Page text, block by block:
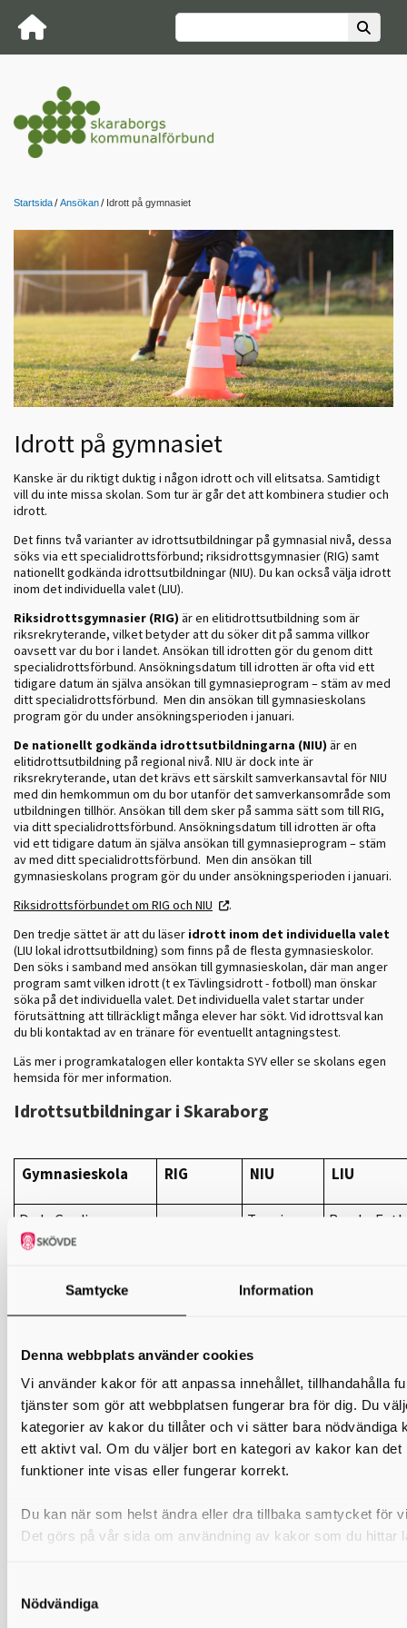
Samtycke Information
Denna webbplats använder cookies
Vi använder kakor för att anpassa innehållet, tillhandahålla
tjänster som gör att webbplatsen fungerar bra för dig. Du
kategorier av kakor du tillåter och vi sätter bara nödvändiga
ett aktivt val. Om du väljer bort en kategori av kakor kan det
funktioner inte visas eller fungerar korrekt.
Du kan när som helst ändra eller dra tillbaka samtycket för
Det görs på vår sida om användning av kakor som du hittar
Nödvändiga
Startsida Ansökan Idrott på gymnasiet
Idrott på gymnasiet
Kanske är du riktigt duktig i någon idrott och vill elitsatsa. Samtidigt
vill du inte missa skolan. Som tur är går det att kombinera studier och
idrott.
Det finns två varianter av idrottsutbildningar på gymnasial nivå, dessa
söks via ett specialidrottsförbund; riksidrottsgymnasier (RIG) samt
nationellt godkända idrottsutbildningar (NIU). Du kan också välja idrott
inom det individuella valet (LIU).
Riksidrottsgymnasier (RIG) är en elitidrottsutbildning som är
riksrekryterande, vilket betyder att du söker dit på samma villkor
oavsett var du bor i landet. Ansökan till idrotten gör du genom ditt
specialidrottsförbund. Ansökningsdatum till idrotten är ofta vid ett
tidigare datum än själva ansökan till gymnasieprogram – stäm av med
ditt specialidrottsförbund. Men din ansökan till gymnasieskolans
program gör du under ansökningsperioden i januari.
De nationellt godkända idrottsutbildningarna (NIU) är en
elitidrottsutbildning på regional nivå. NIU är dock inte är
riksrekryterande, utan det krävs ett särskilt samverkansavtal för NIU
med din hemkommun om du bor utanför det samverkansområde som
utbildningen tillhör. Ansökan till dem sker på samma sätt som till RIG,
via ditt specialidrottsförbund. Ansökningsdatum till idrotten är ofta
vid ett tidigare datum än själva ansökan till gymnasieprogram – stäm
av med ditt specialidrottsförbund. Men din ansökan till
gymnasieskolans program gör du under ansökningsperioden i januari.
Riksidrottsförbundet om RIG och NIU
.
Den tredje sättet är att du läser idrott inom det individuella valet
(LIU lokal idrottsutbildning) som finns på de flesta gymnasieskolor.
Den söks i samband med ansökan till gymnasieskolan, där man anger
program samt vilken idrott (t ex Tävlingsidrott - fotboll) man önskar
söka på det individuella valet. Det individuella valet startar under
förutsättning att tillräckligt många elever har sökt. Vid idrottsval kan
du bli kontaktad av en tränare för eventuellt antagningstest.
Läs mer i programkatalogen eller kontakta SYV eller se skolans egen
hemsida för mer information.
Idrottsutbildningar i Skaraborg
Gymnasieskola RIG NIU LIU
De la Gardie
Gymnasiet
Tennis
Bandy,
Handboll
Katedralskolan
Cykel
Lagmansgymnasiet
Fotboll,
Rudbecksgymnasiet
Artistisk
gymnastik
Ållebergsgymnasiet Volleyboll Fotboll Fotboll
ishockeyintresserade ungdomar inom skolhuvudmannens och